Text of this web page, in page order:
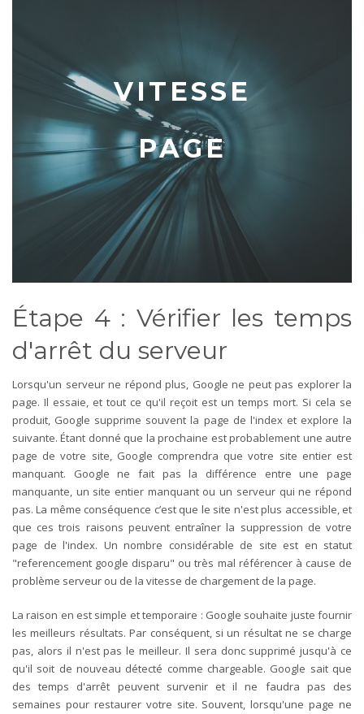
VITESSE
PAGE
Étape 4 : Vérifier les temps
d'arrêt du serveur
Lorsqu'un serveur ne répond plus, Google ne peut pas explorer la
page. Il essaie, et tout ce qu'il reçoit est un temps mort. Si cela se
produit, Google supprime souvent la page de l'index et explore la
suivante. Étant donné que la prochaine est probablement une autre
page de votre site, Google comprendra que votre site entier est
manquant. Google ne fait pas la différence entre une page
manquante, un site entier manquant ou un serveur qui ne répond
pas. La même conséquence c’est que le site n'est plus accessible, et
que ces trois raisons peuvent entraîner la suppression de votre
page de l'index. Un nombre considérable de site est en statut
"referencement google disparu" ou très mal référencer à cause de
problème serveur ou de la vitesse de chargement de la page.
La raison en est simple et temporaire : Google souhaite juste fournir
les meilleurs résultats. Par conséquent, si un résultat ne se charge
pas, alors il n'est pas le meilleur. Il sera donc supprimé jusqu'à ce
qu'il soit de nouveau détecté comme chargeable. Google sait que
des temps d'arrêt peuvent survenir et il ne faudra pas des
semaines pour restaurer votre site. Souvent, lorsqu'une page ne